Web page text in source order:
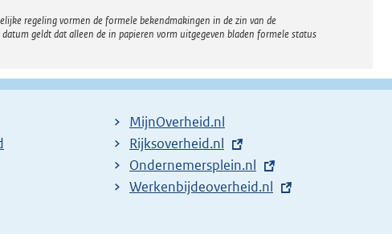
regeling vormen de formele bekendmakingen in de zin van de
geldt dat alleen de in papieren vorm uitgegeven bladen formele status
MijnOverheid.nl
E
x
t
Rijksoverheid.nl
E
x
Ondernemersplein.nl
E
Werkenbijdeoverheid.nl